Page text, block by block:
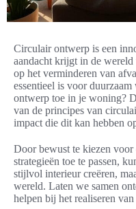
Circulair ontwerp is een
aandacht krijgt in de
op het verminderen van
essentieel is voor
ontwerp toe in je woning?
van de principes van
impact die dit kan hebben
Door bewust te kiezen voor
strategieën toe te passen,
stijlvol interieur creëren,
wereld. Laten we samen
helpen bij het realiseren